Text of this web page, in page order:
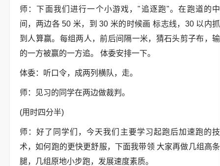
师：下面我们进行一个小游戏，"追逐跑"。在跑道的中
间，两边各 50 米，到 30 米的时候画 标志线，30 以内抓
到人算赢。每组两人，前后间隔一米，猜石头剪子布，输
的一方被赢的一方追。 体委安排一下。
体委：听口令，成两列横队，走。
师：见习的同学在两边做裁判。
(用时四分半)
师：好了同学们，今天我们主要学习起跑后加速跑的技
术，如何跑的更快更舒服，下面我带领 大家再做几组高条
腿，几组原地小步跑，发展速度素质。